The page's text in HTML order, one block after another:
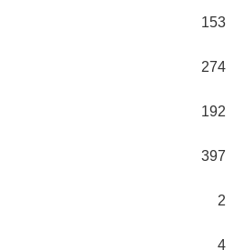
153
274
192
397
2
4